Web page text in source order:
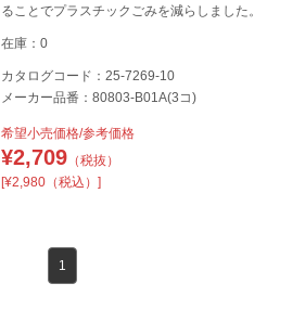
ることでプラスチックごみを減らしました。
在庫：0
カタログコード：25-7269-10
メーカー品番：80803-B01A(3コ)
希望小売価格/参考価格
¥2,709（税抜）
[¥2,980（税込）]
1